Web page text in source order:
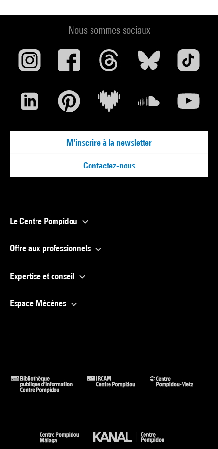
Nous sommes sociaux
M'inscrire à la newsletter
Contactez-nous
Le Centre Pompidou
Offre aux professionnels
Expertise et conseil
Espace Mécènes